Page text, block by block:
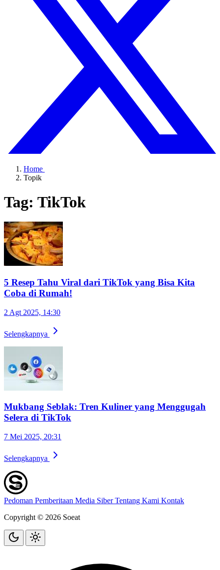
Home
Topik
Tag: TikTok
5 Resep Tahu Viral dari TikTok yang Bisa Kita
Coba di Rumah!
2 Agt 2025, 14:30
Selengkapnya
Mukbang Seblak: Tren Kuliner yang Menggugah
Selera di TikTok
7 Mei 2025, 20:31
Selengkapnya
Pedoman Pemberitaan Media SiberTentang Kami Kontak
Copyright © 2026 Soeat